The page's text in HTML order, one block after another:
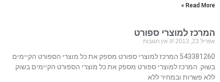
Read More »
המרכז למוצרי ספורט
אפריל 23, 2013 אין תגובות
543381260 המרכז למוצרי ספורט מספק את כל מוצרי הספורט הקיימים
בשוק. המרכז למוצרי ספורט מספק את כל מוצרי הספורט הקיימים בשוק
ללא פשרות ובמחיר ללא